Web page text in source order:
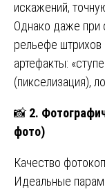
искажений,
Однако даже при
рельефе штрихов
артефакты:
(пикселизация),
📸 2.
фото)
Качество
Идеальные